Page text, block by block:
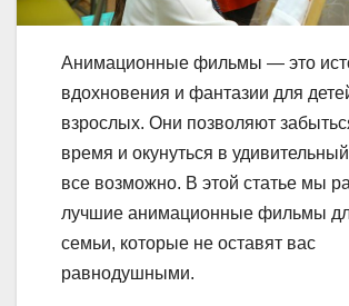
Анимационные фильмы — это
вдохновения и фантазии для
взрослых. Они позволяют
время и окунуться в
все возможно. В этой статье мы
лучшие анимационные фильмы
семьи, которые не оставят вас
равнодушными.